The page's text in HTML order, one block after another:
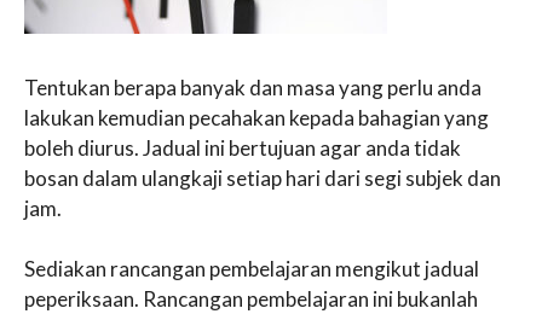
Tentukan berapa banyak dan masa yang perlu anda
lakukan kemudian pecahakan kepada bahagian yang
boleh diurus. Jadual ini bertujuan agar anda tidak
bosan dalam ulangkaji setiap hari dari segi subjek dan
jam.
Sediakan rancangan pembelajaran mengikut jadual
peperiksaan. Rancangan pembelajaran ini bukanlah